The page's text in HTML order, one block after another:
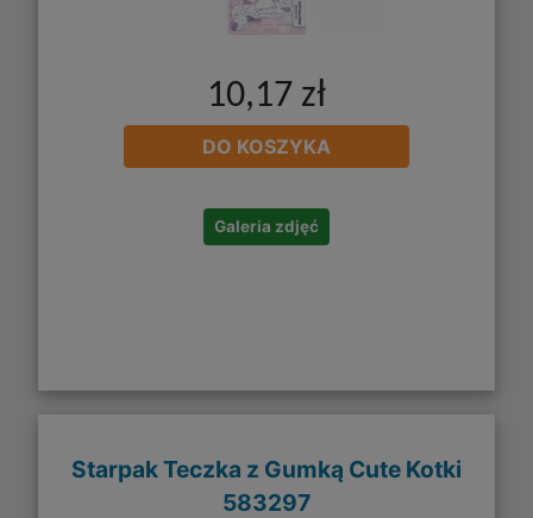
10,17 zł
DO KOSZYKA
Galeria zdjęć
Starpak Teczka z Gumką Cute Kotki
583297